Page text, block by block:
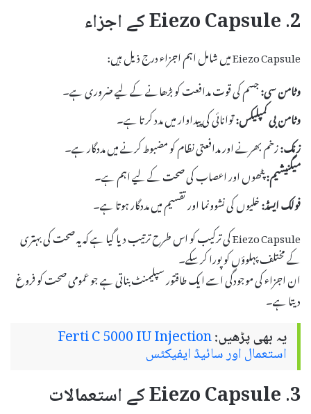
2. Eiezo Capsule کے اجزاء
Eiezo Capsule میں شامل اہم اجزاء درج ذیل ہیں:
وٹامن سی:جسم کی قوت مدافعت کو بڑھانے کے لیے ضروری ہے۔
وٹامن بی کمپلیکس:توانائی کی پیداوار میں مدد کرتا ہے۔
زنک:زخم بھرنے اور مدافعتی نظام کو مضبوط کرنے میں مددگار ہے۔
میگنیشیم:پٹھوں اور اعصاب کی صحت کے لیے اہم ہے۔
فولک ایسڈ:خلیوں کی نشوونما اور تقسیم میں مددگار ہوتا ہے۔
Eiezo Capsule کی ترکیب کو اس طرح ترتیب دیا گیا ہے کہ یہ صحت کی بہتری
کے مختلف پہلوؤں کو پورا کرسکے۔
ان اجزاء کی موجودگی اسے ایک طاقتور سپلیمنٹ بناتی ہے جو عمومی صحت کو فروغ
دیتا ہے۔
یہ بھی پڑھیں:Ferti C 5000 IU Injection
استعمال اور سائیڈ ایفیکٹس
3. Eiezo Capsule کے استعمالات